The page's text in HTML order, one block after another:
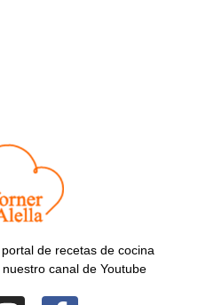
de recetas de cocina
canal de Youtube